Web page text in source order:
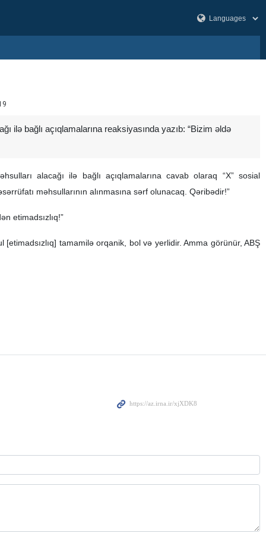
ilə bağlı açıqlamalarına reaksiyasında yazıb: “Bizim əldə
alacağı ilə bağlı açıqlamalarına cavab olaraq “X” sosial
məhsullarının alınmasına sərf olunacaq. Qəribədir!”
etimadsızlıq!”
[etimadsızlıq] tamamilə orqanik, bol və yerlidir. Amma görünür, ABŞ